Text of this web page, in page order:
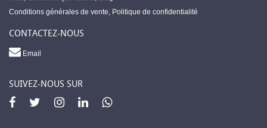
Conditions générales de vente, Politique de confidentialité
CONTACTEZ-NOUS
Email
SUIVEZ-NOUS SUR